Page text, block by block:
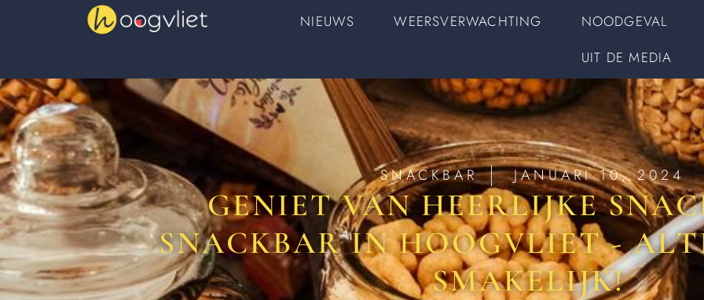
NIEUWS WEERSVERWACHTING
NOODGEVAL
UIT DE MEDIA
SNACKBAR JANUARI 10, 2024
GENIET VAN HEERLIJKE
SNACKBAR IN HOOGVLIET -
SMAKELIJK!